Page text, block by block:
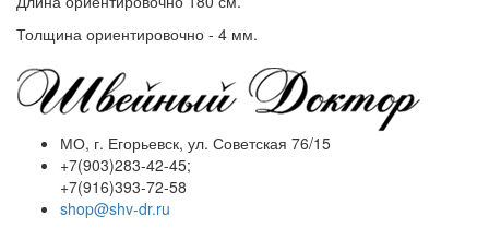
Толщина ориентировочно - 4 мм.
МО, г. Егорьевск, ул. Советская 76/15
+7(903)283-42-45;
+7(916)393-72-58
shop@shv-dr.ru